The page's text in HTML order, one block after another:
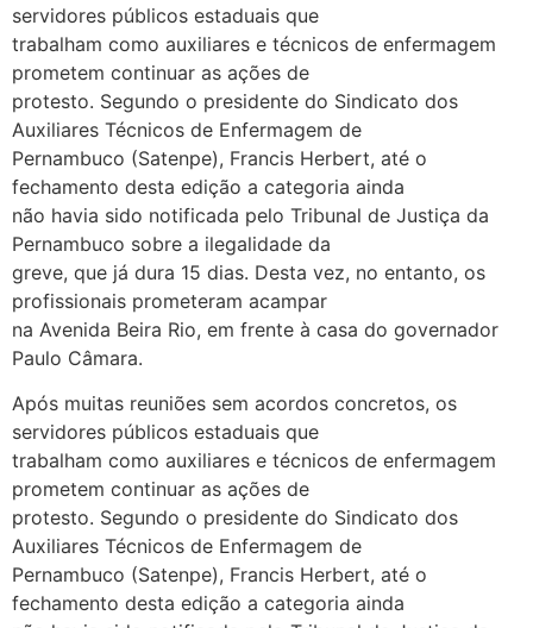
servidores públicos estaduais que
trabalham como auxiliares e técnicos de enfermagem
prometem continuar as ações de
protesto. Segundo o presidente do Sindicato dos
Auxiliares Técnicos de Enfermagem de
Pernambuco (Satenpe), Francis Herbert, até o
fechamento desta edição a categoria ainda
não havia sido notificada pelo Tribunal de Justiça da
Pernambuco sobre a ilegalidade da
greve, que já dura 15 dias. Desta vez, no entanto, os
profissionais prometeram acampar
na Avenida Beira Rio, em frente à casa do governador
Paulo Câmara.
Após muitas reuniões sem acordos concretos, os
servidores públicos estaduais que
trabalham como auxiliares e técnicos de enfermagem
prometem continuar as ações de
protesto. Segundo o presidente do Sindicato dos
Auxiliares Técnicos de Enfermagem de
Pernambuco (Satenpe), Francis Herbert, até o
fechamento desta edição a categoria ainda